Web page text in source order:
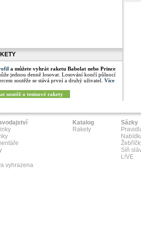
a můžete vyhrát raketu Babolat nebo Prince
jednou denně losovat. Losování končí půlnocí
soutěže se stává první a druhý uživatel. Více
soutěž o tenisové rakety
Katalog
Rakety
Sázky
Síň
L!VE
vyhrazena